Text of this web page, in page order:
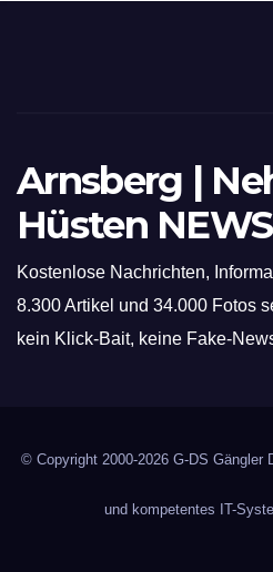
Arnsberg |
Hüsten NEWS
Kostenlose Nachrichten,
8.300 Artikel und 34.000 Fotos
kein Klick-Bait, keine Fake-
© Copyright 2000-2026 G-DS Gängler
und kompetentes IT-